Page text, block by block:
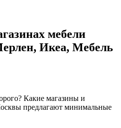
мебели
Икеа, Мебель
Какие магазины и
предлагают минимальные